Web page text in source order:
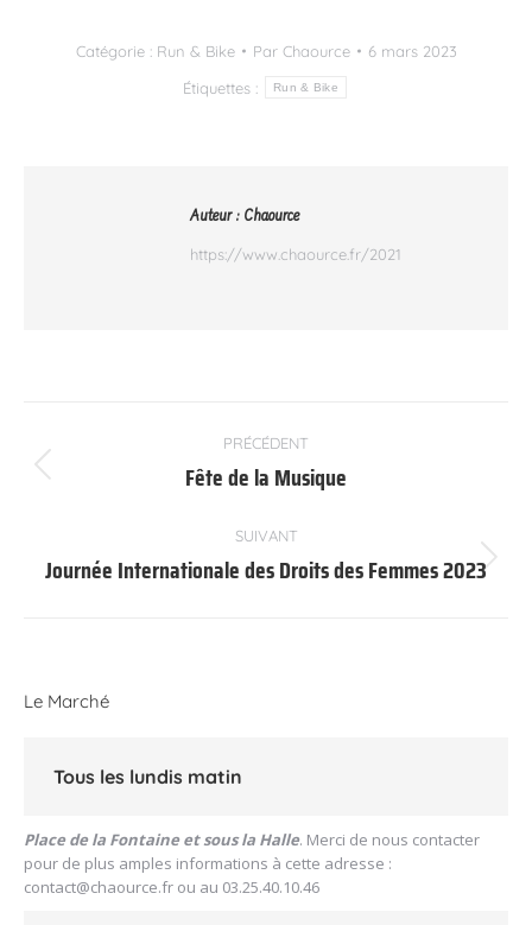
Catégorie : Run & Bike Par Chaource
6 mars 2023
Étiquettes :
Run & Bike
Auteur : Chaource
https://www.chaource.fr/2021
article
PRÉCÉDENT
Article
:
Fête de la Musique
SUIVANT
Article
Journée Internationale des Droits des Femmes 2023
Le Marché
Tous les lundis matin
Place de la Fontaine et sous la Halle. Merci de nous contacter
pour de plus amples informations à cette adresse :
contact@chaource.fr ou au 03.25.40.10.46